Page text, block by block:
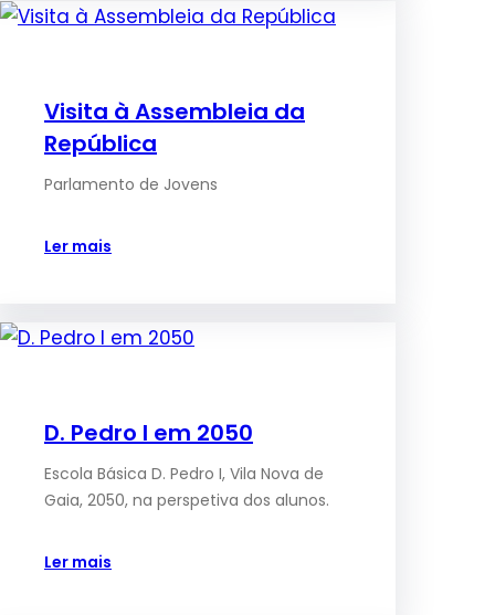
Visita à Assembleia da
República
Parlamento de Jovens
Ler mais
D. Pedro I em 2050
Escola Básica D. Pedro I, Vila Nova de
Gaia, 2050, na perspetiva dos alunos.
Ler mais